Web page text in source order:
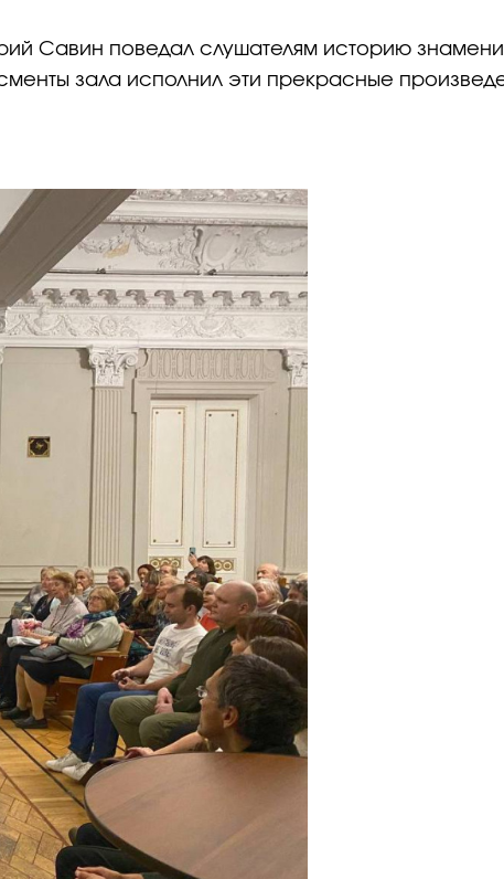
Савин поведал слушателям историю
зала исполнил эти прекрасные